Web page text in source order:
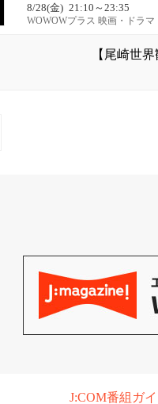
8/28(金) 21:10～23:35
WOWOWプラス 映画・ドラ
【尾崎世
J:COM番組ガ